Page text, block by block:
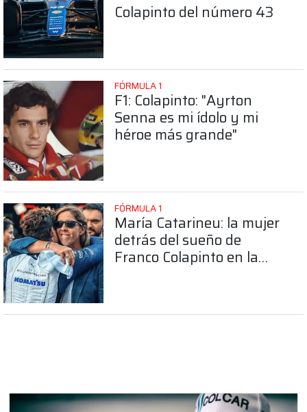
Colapinto del número 43
FÓRMULA 1
F1: Colapinto: "Ayrton
Senna es mi ídolo y mi
héroe más grande"
FÓRMULA 1
María Catarineu: la mujer
detrás del sueño de
Franco Colapinto en la